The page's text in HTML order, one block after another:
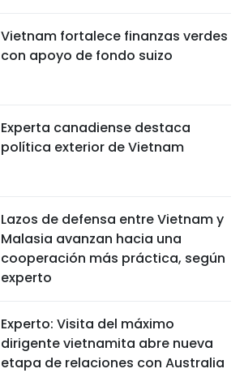
Vietnam fortalece finanzas verdes
con apoyo de fondo suizo
Experta canadiense destaca
política exterior de Vietnam
Lazos de defensa entre Vietnam y
Malasia avanzan hacia una
cooperación más práctica, según
experto
Experto: Visita del máximo
dirigente vietnamita abre nueva
etapa de relaciones con Australia